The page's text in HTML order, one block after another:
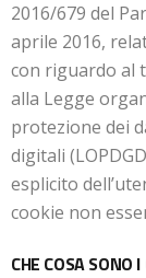
2016/679 del
aprile 2016,
con riguardo al
alla Legge
protezione dei
digitali
esplicito
cookie non
CHE COSA SONO I